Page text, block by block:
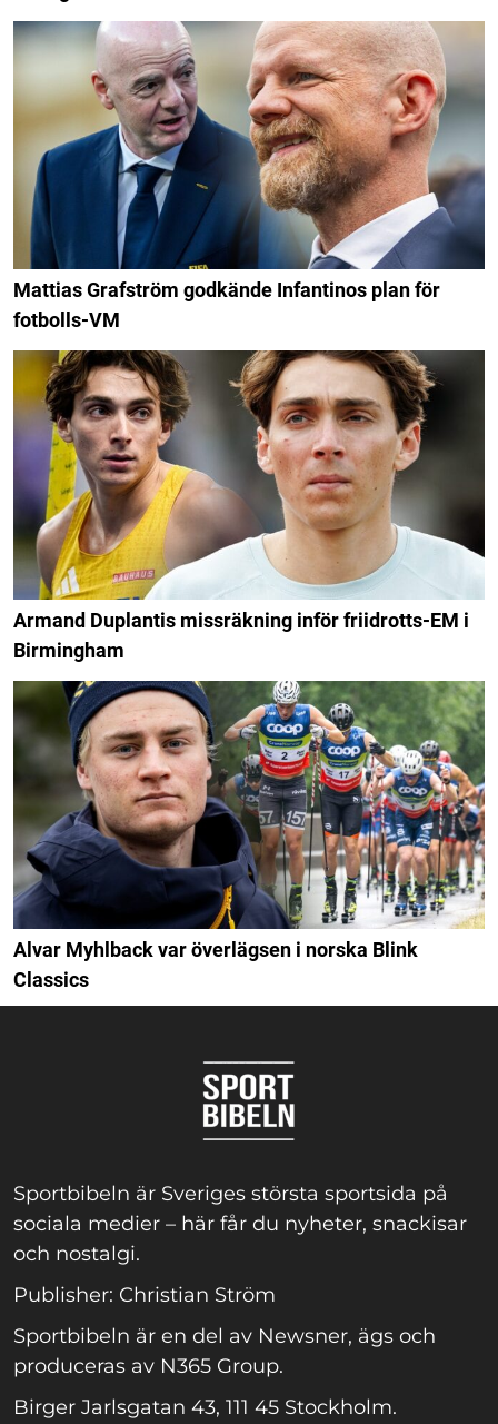
Mattias Grafström godkände Infantinos plan för
fotbolls-VM
Armand Duplantis missräkning inför friidrotts-EM i
Birmingham
Alvar Myhlback var överlägsen i norska Blink
Classics
Sportbibeln är Sveriges största sportsida på
sociala medier – här får du nyheter, snackisar
och nostalgi.
Publisher: Christian Ström
Sportbibeln är en del av Newsner, ägs och
produceras av N365 Group.
Birger Jarlsgatan 43, 111 45 Stockholm.